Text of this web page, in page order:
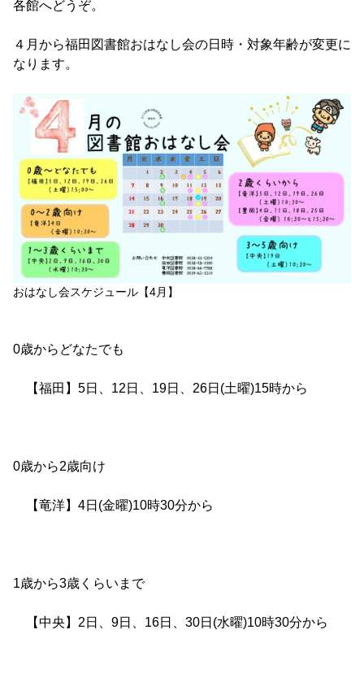
各館へどうぞ。
４月から福田図書館おはなし会の日時・対象年齢が変更に
なります。
おはなし会スケジュール【4月】
0歳からどなたでも
【福田】5日、12日、19日、26日(土曜)15時から
0歳から2歳向け
【竜洋】4日(金曜)10時30分から
1歳から3歳くらいまで
【中央】2日、9日、16日、30日(水曜)10時30分から